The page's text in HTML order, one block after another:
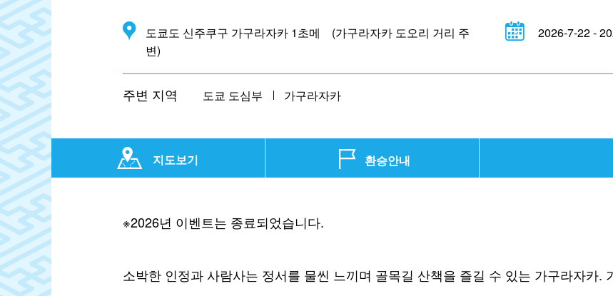
도쿄도 신주쿠구 가구라자카 1초메 (가구라자카 도오리 거리 주
변)
2026-7-22 -
주변 지역 도쿄 도심부 가구라자카
지도보기 환승안내
※2026년 이벤트는 종료되었습니다.
소박한 인정과 사람사는 정서를 물씬 느끼며 골목길 산책을 즐길 수 있는 가구라자카.